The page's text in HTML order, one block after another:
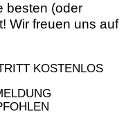
besten (oder
Wir freuen uns auf
KOSTENLOS